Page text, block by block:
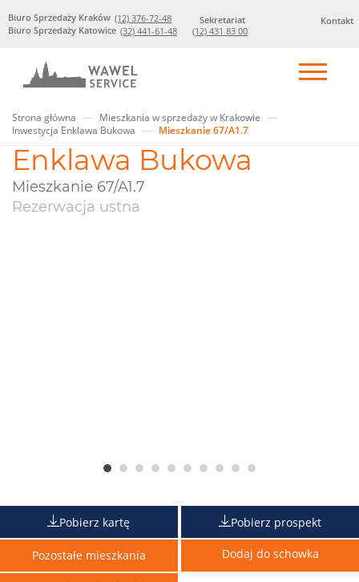
Kontakt
Biuro Sprzedaży Kraków (12) 376-72-48
Biuro Sprzedaży Katowice (32) 441-61-48
Sekretariat
(12) 431 83 00
Strona główna
Mieszkania w sprzedaży w Krakowie
Inwestycja Enklawa Bukowa
Mieszkanie 67/A1.7
Enklawa Bukowa
Mieszkanie 67/A1.7
Rezerwacja ustna
Pobierz kartę Pobierz prospekt
Pozostałe mieszkania Dodaj do schowka